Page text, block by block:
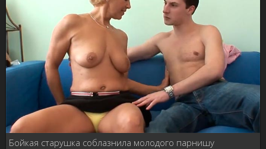
Бойкая старушка соблазнила молодого парнишу